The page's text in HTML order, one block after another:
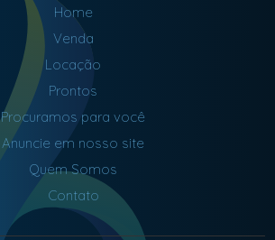
Home
Venda
Locação
Prontos
Procuramos para você
Anuncie em nosso site
Quem Somos
Contato